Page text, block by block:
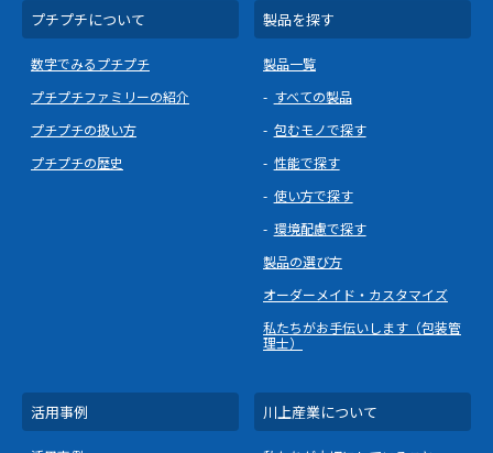
プチプチについて
数字でみるプチプチ
プチプチファミリーの紹介
プチプチの扱い方
プチプチの歴史
製品を探す
製品一覧
すべての製品
包むモノで探す
性能で探す
使い方で探す
環境配慮で探す
製品の選び方
オーダーメイド・カスタマイズ
私たちがお手伝いします（包装管
理士）
活用事例 川上産業について